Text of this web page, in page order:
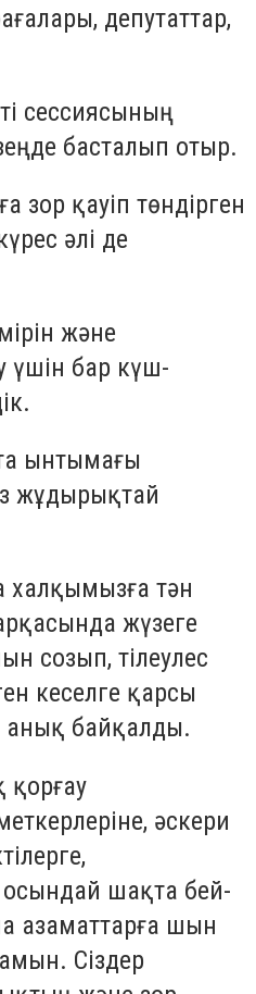
депутаттар,
сессиясының
басталып отыр.
зор қауіп төндірген
әлі де
және
үшін бар күш-
ынтымағы
жұдырықтай
халқымызға тән
жүзеге
созып, тілеулес
кеселге қарсы
анық байқалды.
қорғау
әскери
осындай шақта бей-
азаматтарға шын
Сіздер